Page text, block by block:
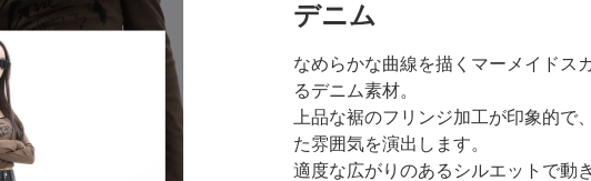
デニム
なめらかな曲線を描くマーメイドス
るデニム素材。
上品な裾のフリンジ加工が印象的で
た雰囲気を演出します。
適度な広がりのあるシルエットで動